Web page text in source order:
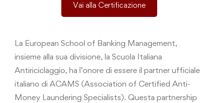
Vai alla Certificazione
La European School of Banking Management,
insieme alla sua divisione, la Scuola Italiana
Antiriciclaggio, ha l’onore di essere il partner ufficiale
italiano di ACAMS (Association of Certified Anti-
Money Laundering Specialists). Questa partnership